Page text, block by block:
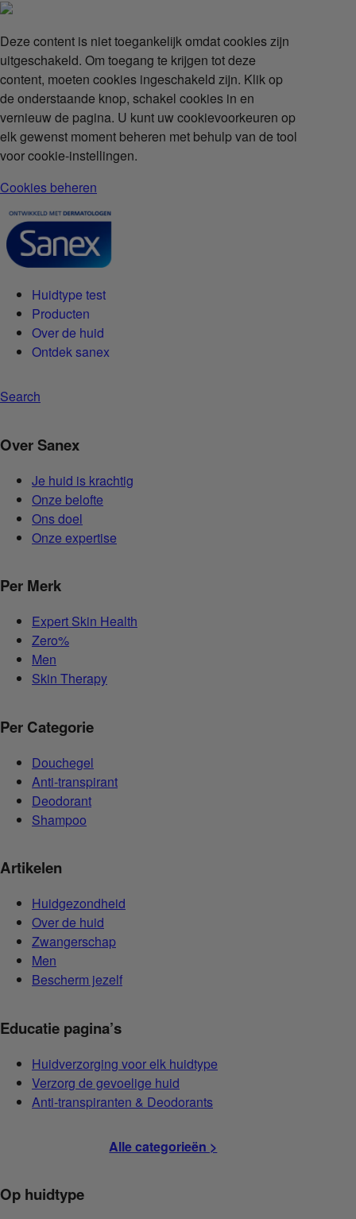
Deze content is niet toegankelijk omdat cookies zijn
uitgeschakeld. Om toegang te krijgen tot deze
content, moeten cookies ingeschakeld zijn. Klik op
de onderstaande knop, schakel cookies in en
vernieuw de pagina. U kunt uw cookievoorkeuren op
elk gewenst moment beheren met behulp van de tool
voor cookie-instellingen.
Cookies beheren
Huidtype test
Producten
Over de huid
Ontdek sanex
Search
Over Sanex
Je huid is krachtig
Onze belofte
Ons doel
Onze expertise
Per Merk
Expert Skin Health
Zero%
Men
Skin Therapy
Per Categorie
Douchegel
Anti-transpirant
Deodorant
Shampoo
Artikelen
Huidgezondheid
Over de huid
Zwangerschap
Men
Bescherm jezelf
Educatie pagina’s
Huidverzorging voor elk huidtype
Verzorg de gevoelige huid
Anti-transpiranten & Deodorants
Alle categorieën >
Op huidtype